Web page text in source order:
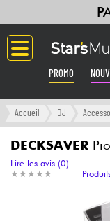
PROMO
Langue
Guitares &
Amplis &
Claviers &
Accueil DJ
DECKSAVER
★ ★ ★ ★ ★
★ ★ ★ ★ ★
Lire les avis (0)